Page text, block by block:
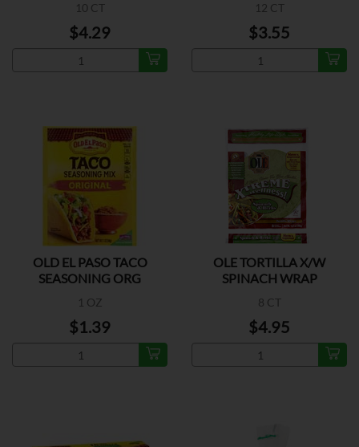
10 CT
$4.29
12 CT
$3.55
OLD EL PASO TACO
SEASONING ORG
1 OZ
$1.39
OLE TORTILLA X/W
SPINACH WRAP
8 CT
$4.95